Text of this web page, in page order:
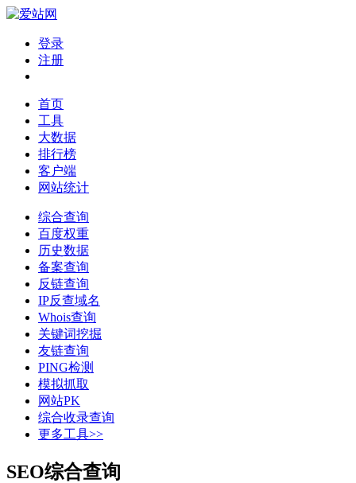
登录
注册
首页
工具
大数据
排行榜
客户端
网站统计
综合查询
百度权重
历史数据
备案查询
反链查询
IP反查域名
Whois查询
关键词挖掘
友链查询
PING检测
模拟抓取
网站PK
综合收录查询
更多工具>>
SEO综合查询